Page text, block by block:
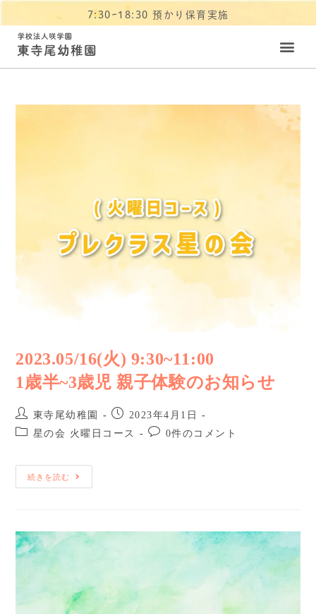
7:30~18:30 預かり保育実施
2023.05/16(火) 9:30~11:00
1歳半~3歳児 親子体験のお知らせ
東寺尾幼稚園
2023年4月1日
星の会 火曜日コース
0件のコメント
続きを読む